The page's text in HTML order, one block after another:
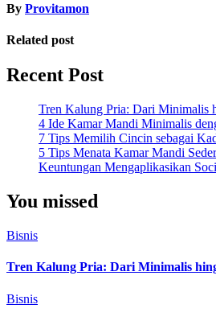
By Provitamon
Related post
Recent Post
Tren Kalung Pria: Dari Minimalis
4 Ide Kamar Mandi Minimalis
7 Tips Memilih Cincin sebagai
5 Tips Menata Kamar Mandi
Keuntungan Mengaplikasikan
You missed
Bisnis
Tren Kalung Pria: Dari Minimalis
Bisnis